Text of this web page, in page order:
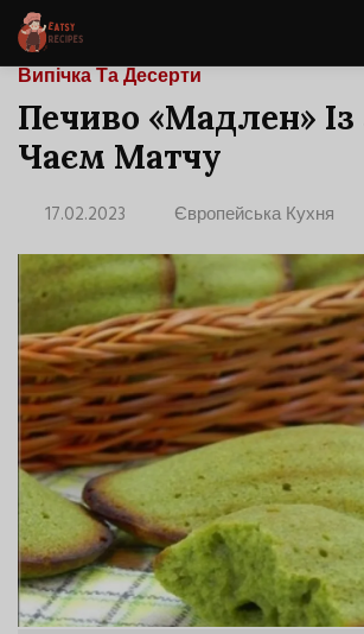
Випічка Та Десерти
Печиво «Мадлен»
Чаєм Матчу
17.02.2023 Європейська Кухня